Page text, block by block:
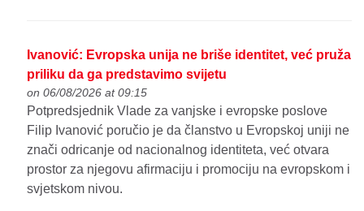
Ivanović: Evropska unija ne briše identitet, već pruža
priliku da ga predstavimo svijetu
on 06/08/2026 at 09:15
Potpredsjednik Vlade za vanjske i evropske poslove
Filip Ivanović poručio je da članstvo u Evropskoj uniji ne
znači odricanje od nacionalnog identiteta, već otvara
prostor za njegovu afirmaciju i promociju na evropskom i
svjetskom nivou.